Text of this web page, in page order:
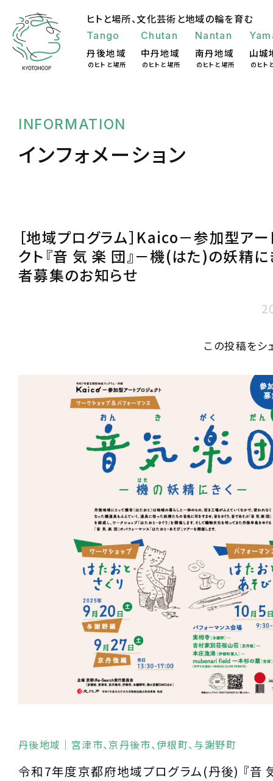
ヒトと場所、文化芸術と地域の輪を育む
Tango
丹後地域
のヒトと場所
Chutan
中丹地域
のヒトと場所
Nantan
南丹地域
のヒトと場所
山城
のヒト
INFORMATION
インフォメーション
［地域プログラム］Kaico－参加型ア
クト『音 気 楽 団』－機(はた)の妖精
者募集のお知らせ
この投稿をシ
丹後地域 ｜宮津市、京丹後市、伊根町、与謝野町
令和7年度京都府地域プログラム(丹後) 『音